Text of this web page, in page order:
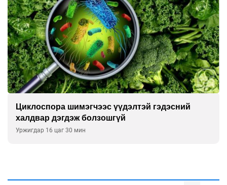
Сэтгэцийн эрүүл мэндэд “санаа
улсын хурал зохион байгуулна